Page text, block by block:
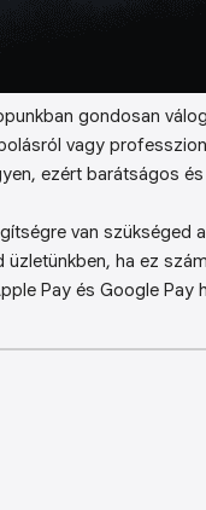
gondosan
vagy
ezért barátságos
van szükséged
ha ez
Pay és Google Pay